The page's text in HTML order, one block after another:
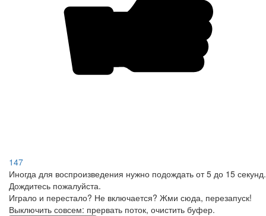
147
Иногда для воспроизведения нужно подождать от 5 до 15 секунд.
Дождитесь пожалуйста.
Играло и перестало? Не включается? Жми сюда, перезапуск!
Выключить совсем: прервать поток, очистить буфер.